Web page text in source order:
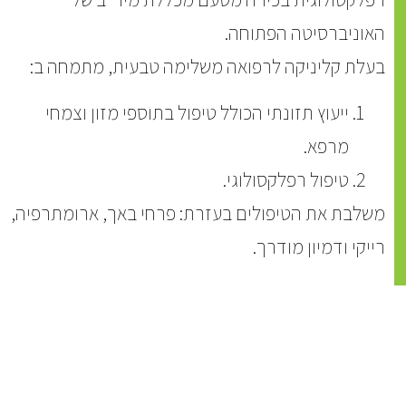
האוניברסיטה הפתוחה.
בעלת קליניקה לרפואה משלימה טבעית, מתמחה ב:
ייעוץ תזונתי הכולל טיפול בתוספי מזון וצמחי
מרפא.
טיפול רפלקסולוגי.
משלבת את הטיפולים בעזרת: פרחי באך, ארומתרפיה,
רייקי ודמיון מודרך.